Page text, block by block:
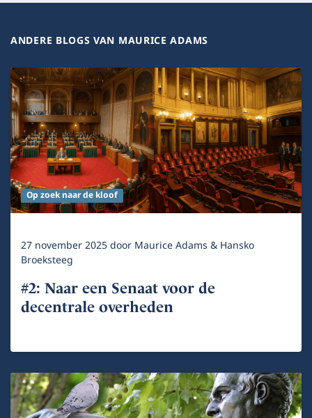
ANDERE BLOGS VAN MAURICE ADAMS
Op zoek naar de kloof
27 november 2025door Maurice Adams & Hansko
Broeksteeg
#2: Naar een Senaat voor de
decentrale overheden